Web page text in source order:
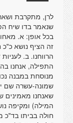
לרן, מתקרבת
שנאמר בדו שיח
בכל אופן: א.
זה הציף נושא
הרווחנו. ב.
התפילה, אנחנו
מנוסחת במבנה
שמונה-עשרה שם
שאנחנו מאמינים
המילה) ומקיפה
חולה בביתו בד"כ